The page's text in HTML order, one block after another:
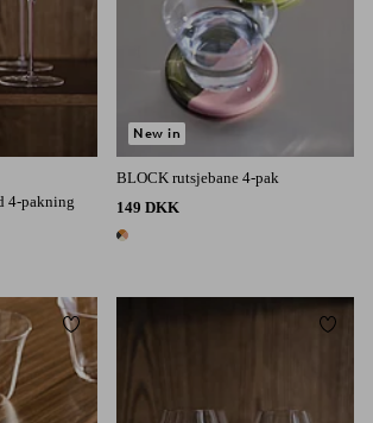
4-pakning
BLOCK rutsjebane 4-pak
149 DKK
1 farve
New in
Tilføj til favoritter Tilføj